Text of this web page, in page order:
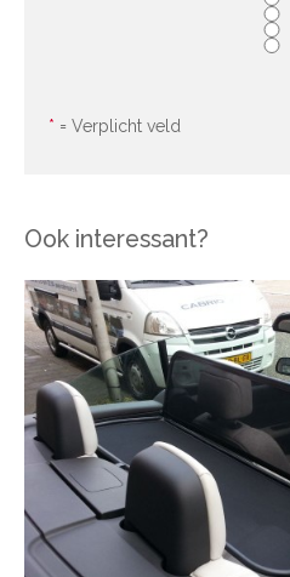
* = Verplicht veld
Ook interessant?